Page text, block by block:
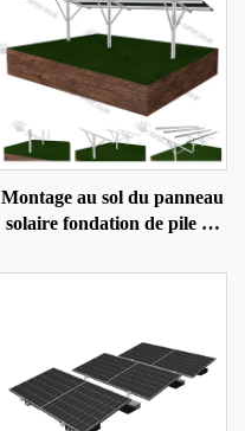
Montage au sol du panneau
solaire fondation de pile de